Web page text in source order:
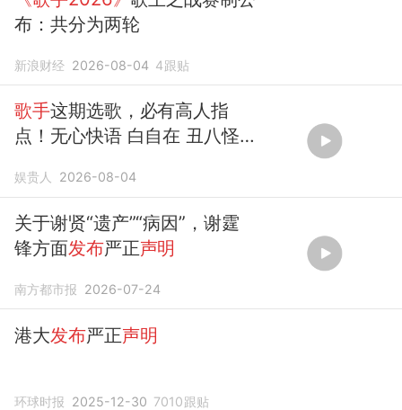
布：共分为两轮
新浪财经 2026-08-04 4跟贴
歌手这期选歌，必有高人指
点！无心快语 白自在 丑八怪
娱贵人 2026-08-04
关于谢贤“遗产”“病因”，谢霆
锋方面发布严正声明
南方都市报 2026-07-24
港大发布严正声明
环球时报 2025-12-30 7010跟贴